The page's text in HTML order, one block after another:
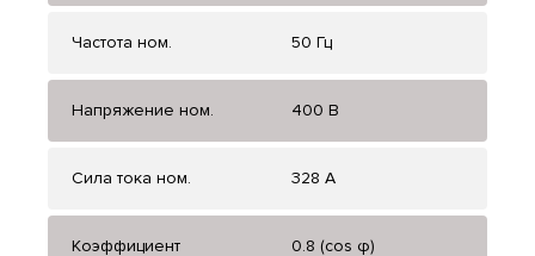
Частота ном. 50 Гц
Напряжение ном. 400 В
Сила тока ном. 328 А
Коэффициент
0.8 (cos φ)